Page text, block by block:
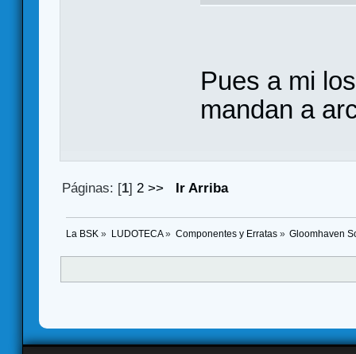
Pues a mi
mandan a
Páginas: [1] 2 >> Ir Arriba
La BSK » LUDOTECA» Componentes y Erratas» Gloomhaven